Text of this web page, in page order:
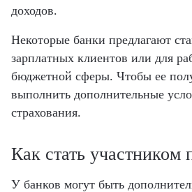
доходов.
Некоторые банки предлагают
зарплатных клиентов или для
бюджетной сферы. Чтобы ее
выполнить дополнительные
страхования.
Как стать участником
У банков могут быть